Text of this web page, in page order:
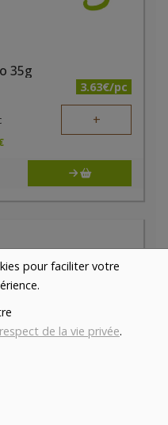
pour faciliter votre
de la vie privée.
35g
3.63€/pc
+